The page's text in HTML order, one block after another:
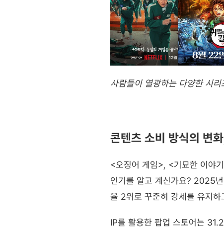
사람들이 열광하는 다양한 시리
콘텐츠 소비 방식의 변
<오징어 게임>, <기묘한 이야
인기를 알고 계신가요? 2025
율 2위로 꾸준히 강세를 유지하
IP를 활용한 팝업 스토어는